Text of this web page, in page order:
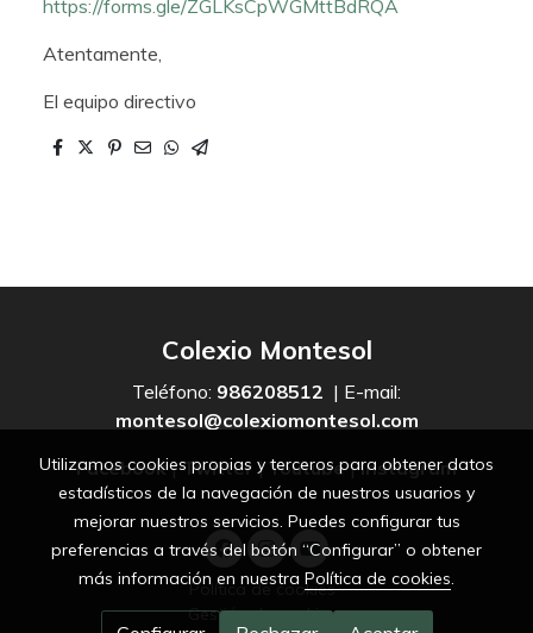
https://forms.gle/ZGLKsCpWGMttBdRQA
Atentamente,
El equipo directivo
Colexio Montesol
Teléfono: 986208512 | E-mail:
montesol@colexiomontesol.com
Facebook|Twitter | Youtube|Instagram
Política de cookies
Gestión de cookies
Utilizamos cookies propias y terceros para obtener datos
estadísticos de la navegación de nuestros usuarios y
mejorar nuestros servicios. Puedes configurar tus
preferencias a través del botón “Configurar” o obtener
más información en nuestra Política de cookies.